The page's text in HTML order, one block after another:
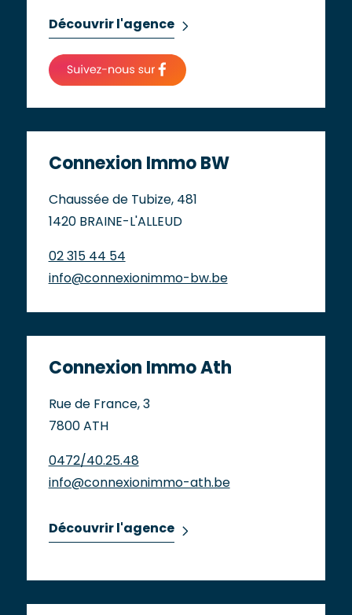
Découvrir l'agence
Connexion Immo BW
Chaussée de Tubize, 481
1420 BRAINE-L'ALLEUD
02 315 44 54
info@connexionimmo-bw.be
Connexion Immo Ath
Rue de France, 3
7800 ATH
0472/40.25.48
info@connexionimmo-ath.be
Découvrir l'agence